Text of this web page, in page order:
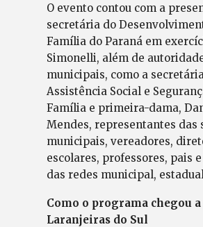
O evento contou com a
secretária do
Família do Paraná em
Simonelli, além de
municipais, como a
Assistência Social e
Família e primeira-dama,
Mendes, representantes das
municipais, vereadores,
escolares, professores, pais
das redes municipal,
Como o programa chegou a
Laranjeiras do Sul